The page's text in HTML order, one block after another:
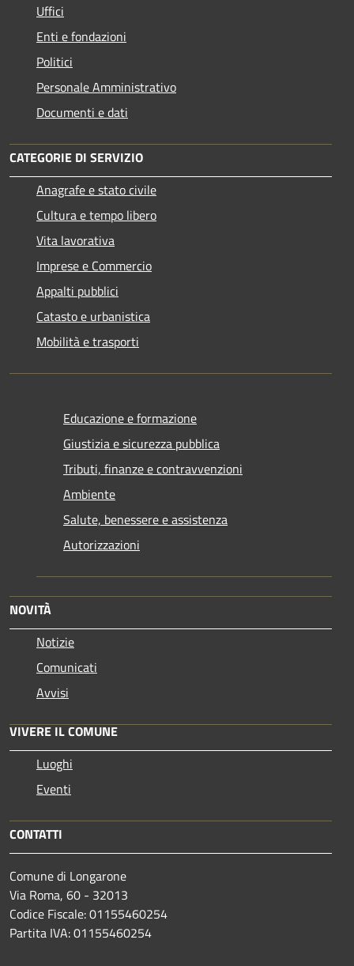
Uffici
Enti e fondazioni
Politici
Personale Amministrativo
Documenti e dati
CATEGORIE DI SERVIZIO
Anagrafe e stato civile
Cultura e tempo libero
Vita lavorativa
Imprese e Commercio
Appalti pubblici
Catasto e urbanistica
Mobilità e trasporti
Educazione e formazione
Giustizia e sicurezza pubblica
Tributi, finanze e contravvenzioni
Ambiente
Salute, benessere e assistenza
Autorizzazioni
NOVITÀ
Notizie
Comunicati
Avvisi
VIVERE IL COMUNE
Luoghi
Eventi
CONTATTI
Comune di Longarone
Via Roma, 60 - 32013
Codice Fiscale: 01155460254
Partita IVA: 01155460254